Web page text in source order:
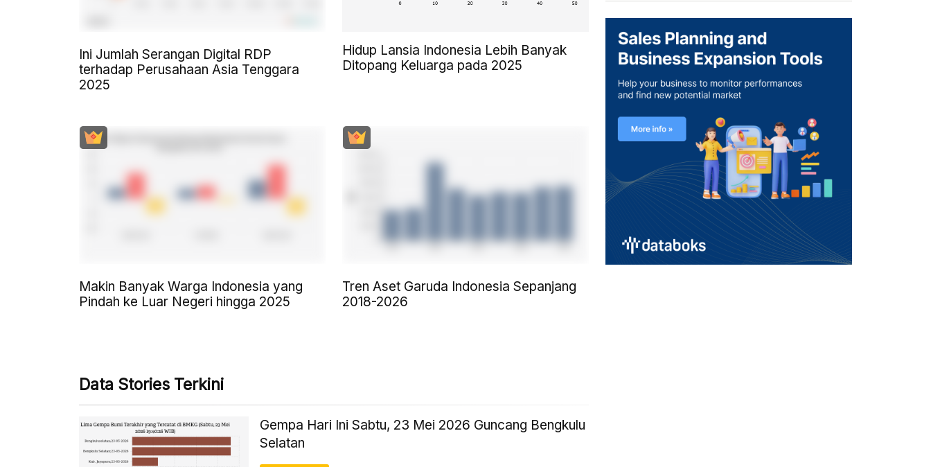
Ini Jumlah Serangan Digital RDP
terhadap Perusahaan Asia Tenggara
2025
Hidup Lansia Indonesia Lebih Banyak
Ditopang Keluarga pada 2025
Makin Banyak Warga Indonesia yang
Pindah ke Luar Negeri hingga 2025
Tren Aset Garuda Indonesia Sepanjang
2018-2026
Data Stories Terkini
Gempa Hari Ini Sabtu, 23 Mei 2026 Guncang Bengkulu
Selatan